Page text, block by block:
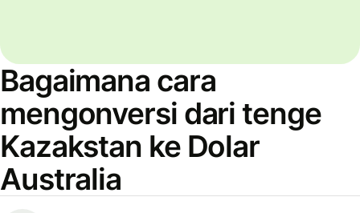
Bagaimana cara
mengonversi dari tenge
Kazakstan ke Dolar
Australia